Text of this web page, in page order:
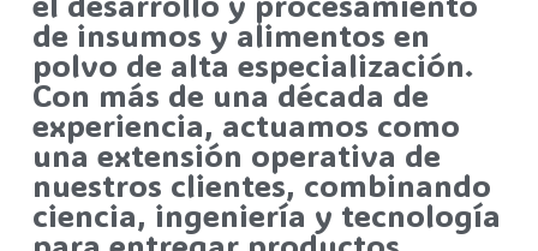
de insumos y alimentos en
polvo de alta especialización.
Con más de una década de
experiencia, actuamos como
una extensión operativa de
nuestros clientes, combinando
ciencia, ingeniería y tecnología